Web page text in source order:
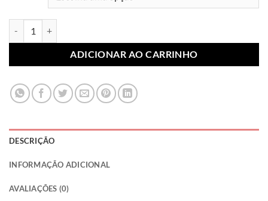
ADICIONAR AO CARRINHO
DESCRIÇÃO
INFORMAÇÃO ADICIONAL
AVALIAÇÕES (0)